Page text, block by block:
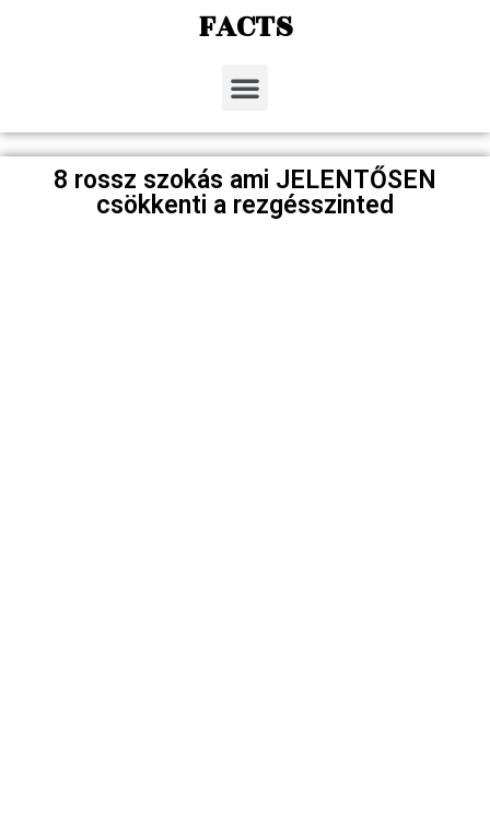
FACTS
8 rossz szokás ami JELENTŐSEN
csökkenti a rezgésszinted